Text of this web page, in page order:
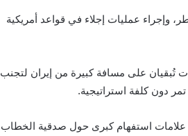
وإجراء عمليات إجلاء في قواعد أمريكية
تُبقيان على مسافة كبيرة من إيران لتجنب
دون كلفة استراتيجية.
علامات استفهام كبرى حول صدقية الخطاب